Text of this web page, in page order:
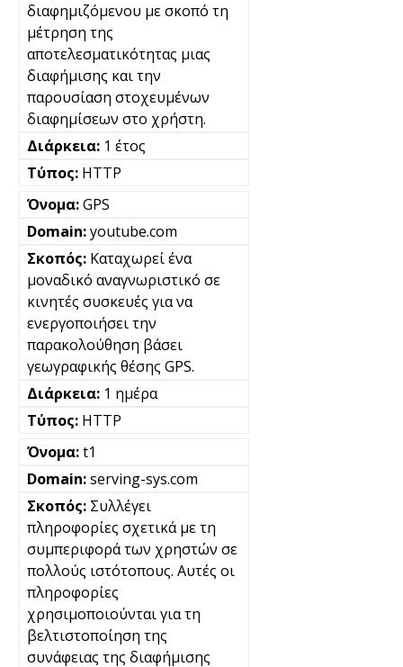
διαφημιζόμενου με σκοπό τη
μέτρηση της
αποτελεσματικότητας μιας
διαφήμισης και την
παρουσίαση στοχευμένων
διαφημίσεων στο χρήστη.
1 έτος
HTTP
GPS
youtube.com
Καταχωρεί ένα
μοναδικό αναγνωριστικό σε
κινητές συσκευές για να
ενεργοποιήσει την
παρακολούθηση βάσει
γεωγραφικής θέσης GPS.
1 ημέρα
HTTP
t1
serving-sys.com
Συλλέγει
πληροφορίες σχετικά με τη
συμπεριφορά των χρηστών σε
πολλούς ιστότοπους. Αυτές οι
πληροφορίες
χρησιμοποιούνται για τη
βελτιστοποίηση της
συνάφειας της διαφήμισης